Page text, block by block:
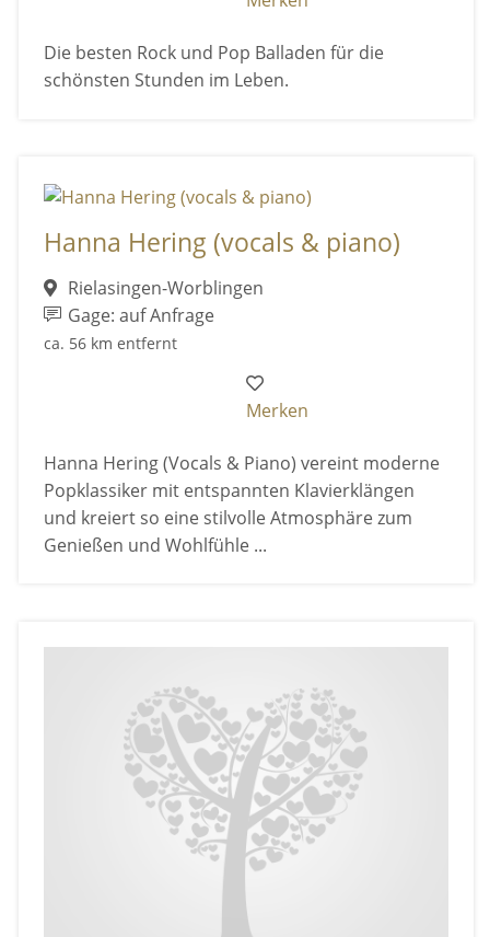
Die besten Rock und Pop Balladen für die
schönsten Stunden im Leben.
Hanna Hering (vocals & piano)
Rielasingen-Worblingen
Gage: auf Anfrage
ca. 56 km entfernt
Merken
Hanna Hering (Vocals & Piano) vereint moderne
Popklassiker mit entspannten Klavierklängen
und kreiert so eine stilvolle Atmosphäre zum
Genießen und Wohlfühle ...